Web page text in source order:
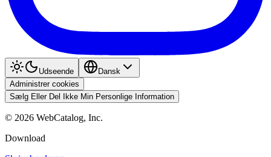
Udseende
Dansk
Administrer cookies
Sælg Eller Del Ikke Min Personlige Information
© 2026 WebCatalog, Inc.
Download